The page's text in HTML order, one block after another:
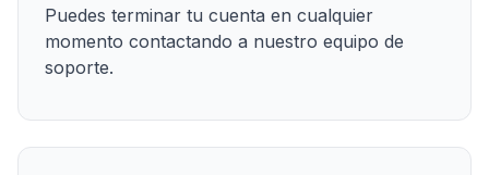
Puedes terminar tu cuenta en cualquier
momento contactando a nuestro equipo de
soporte.